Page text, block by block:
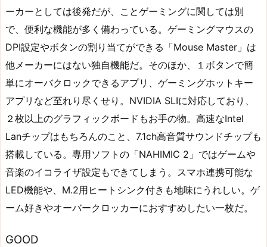
ーカーとしては後発だが、ことゲーミングに関しては別
で、便利な機能が多く備わっている。ゲーミングマウスの
DPI設定やボタンの割り当てができる「Mouse Master」は
他メーカーにはない独自機能だ。そのほか、１ボタンで簡
単にオーバクロックできるアプリ、ゲーミングホットキー
アプリなど至れり尽くせり。NVIDIA SLIに対応しており、
２枚以上のグラフィックボードもお手の物。高速なIntel
Lanチップはもちろんのこと、7.1ch高音質サウンドチップも
搭載している。専用ソフトの「NAHIMIC 2」ではゲームや
音楽のイコライザ設定もできてしまう。スマホ連携可能な
LED機能や、M.2用ヒートシンク付きも地味にうれしい。ゲ
ーム好きやオーバークロッカーにおすすめしたい一枚だ。
GOOD